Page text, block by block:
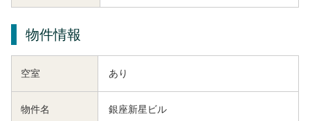
物件情報
空室 あり
物件名 銀座新星ビル